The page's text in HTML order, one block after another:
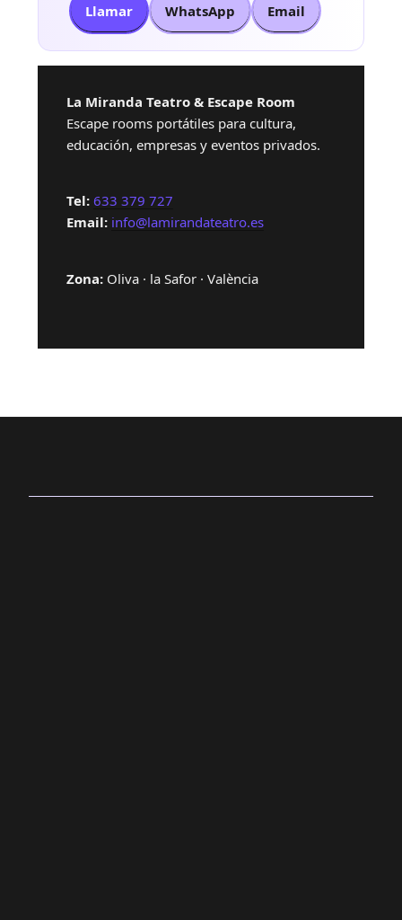
Llamar
WhatsApp Email
La Miranda Teatro & Escape Room
Escape rooms portátiles para cultura,
educación, empresas y eventos privados.
Tel: 633 379 727
Email: info@lamirandateatro.es
Zona: Oliva · la Safor · València